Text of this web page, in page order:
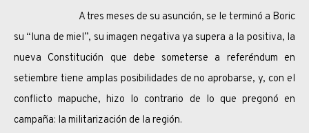
A tres meses de su asunción, se le terminó a Boric
su “luna de miel”, su imagen negativa ya supera a la positiva, la
nueva Constitución que debe someterse a referéndum en
setiembre tiene amplas posibilidades de no aprobarse, y, con el
conflicto mapuche, hizo lo contrario de lo que pregonó en
campaña: la militarización de la región.